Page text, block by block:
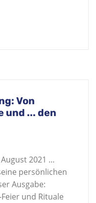
Von
und ... den
2021 …
persönlichen
Ausgabe:
und Rituale